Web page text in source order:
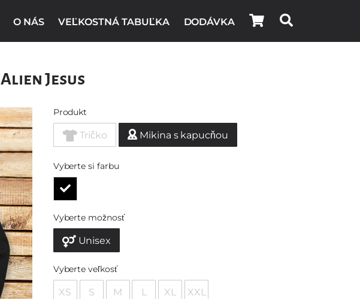
O NÁS VEĽKOSTNÁ TABUĽKA DODÁVKA
Alien Jesus
Produkt
Tričko Mikina s kapucňou
Vyberte si farbu
Vyberte možnosť
Unisex
Vyberte veľkosť
XS S M L XL XXL